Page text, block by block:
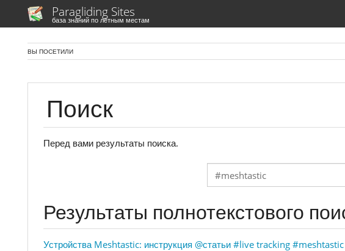
Paragliding Sites
база знаний по лётным местам
ВЫ ПОСЕТИЛИ
Поиск
Перед вами результаты поиска.
Результаты полнотекстового
Устройства Meshtastic: инструкция @статьи #live tracking #meshtastic